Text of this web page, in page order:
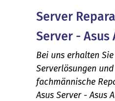
Server
Server - Asus
Bei uns erhalten
Serverlösungen und
fachmännische
Asus Server - Asus